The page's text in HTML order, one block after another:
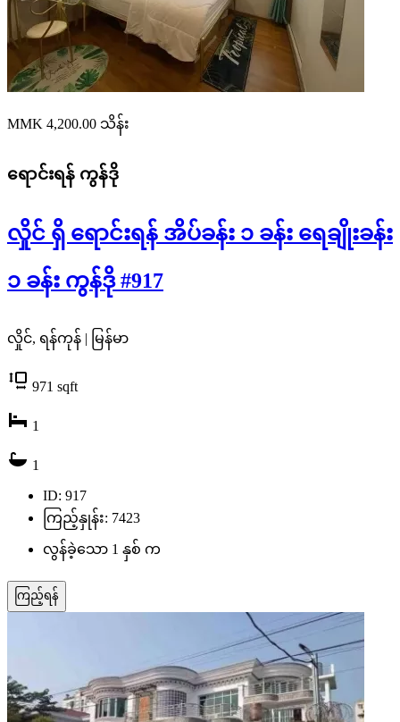
MMK 4,200.00 သိန်း
ရောင်းရန် ကွန်ဒို
လှိုင် ရှိ ရောင်းရန် အိပ်ခန်း ၁ ခန်း ရေချိုးခန်း
၁ ခန်း ကွန်ဒို #917
လှိုင်, ရန်ကုန် | မြန်မာ
971 sqft
1
1
ID: 917
ကြည့်နှုန်း: 7423
လွန်ခဲ့သော 1 နှစ် က
ကြည့်ရန်